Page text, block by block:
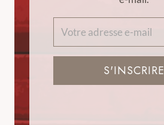
S'INSCRIRE